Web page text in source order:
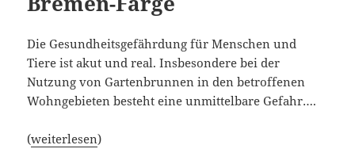
Die Gesundheitsgefährdung für Menschen und
Tiere ist akut und real. Insbesondere bei der
Nutzung von Gartenbrunnen in den betroffenen
Wohngebieten besteht eine unmittelbare Gefahr….
(weiterlesen)